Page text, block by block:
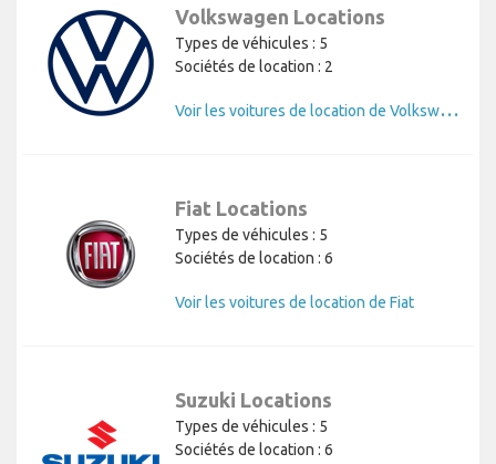
Volkswagen Locations
Types de véhicules : 5
Sociétés de location : 2
V
oir les voitures de location de Volkswagen
Fiat Locations
Types de véhicules : 5
Sociétés de location : 6
Voir les voitures de location de Fiat
Suzuki Locations
Types de véhicules : 5
Sociétés de location : 6